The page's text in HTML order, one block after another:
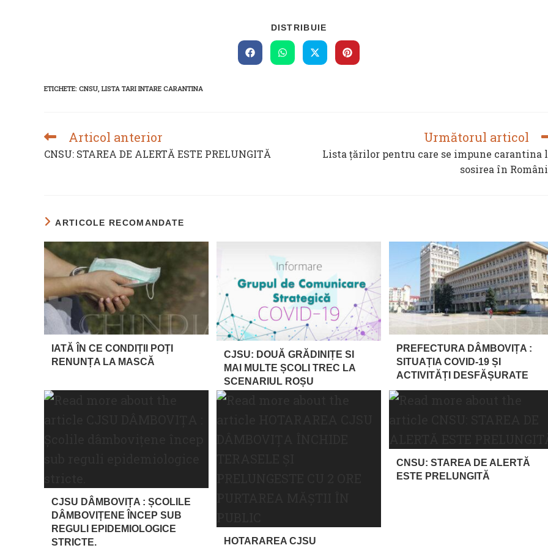
DISTRIBUIE
THIS
CONTENT
Opens
in
Opens
in
Opens
in
Opens
in
ETICHETE: CNSU, LISTA TARI INTARE CARANTINA
READ
ARTICLES
Articol anterior
CNSU: STAREA DE ALERTĂ ESTE PRELUNGITĂ
Următorul articol
Lista țărilor pentru care se impune carantina
sosirea în
ARTICOLE RECOMANDATE
IATĂ ÎN CE CONDIȚII POȚI
RENUNȚA LA MASCĂ
CJSU: DOUĂ GRĂDINIȚE SI
MAI MULTE ȘCOLI TREC LA
SCENARIUL ROȘU
PREFECTURA DÂMBOVIȚA :
SITUAȚIA COVID-19 ȘI
ACTIVITĂȚI DESFĂȘURATE
CJSU DÂMBOVIȚA : ȘCOLILE
DÂMBOVIȚENE ÎNCEP SUB
REGULI EPIDEMIOLOGICE
STRICTE.
HOTARAREA CJSU
CNSU: STAREA DE ALERTĂ
ESTE PRELUNGITĂ